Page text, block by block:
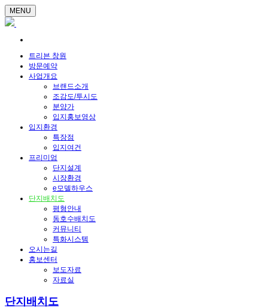
MENU
트리븐 창원
방문예약
사업개요
브랜드소개
조감도/투시도
분양가
입지홍보영상
입지환경
특장점
입지여건
프리미엄
단지설계
시장환경
e모델하우스
단지배치도
평형안내
동호수배치도
커뮤니티
특화시스템
오시는길
홍보센터
보도자료
자료실
단지배치도